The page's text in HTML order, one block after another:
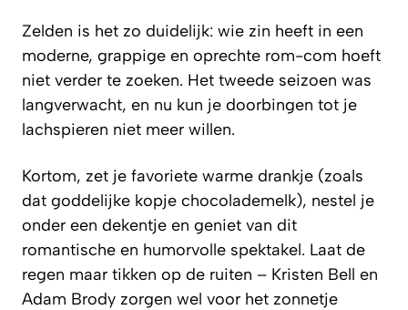
Zelden is het zo duidelijk: wie zin heeft in een
moderne, grappige en oprechte rom-com hoeft
niet verder te zoeken. Het tweede seizoen was
langverwacht, en nu kun je doorbingen tot je
lachspieren niet meer willen.
Kortom, zet je favoriete warme drankje (zoals
dat goddelijke kopje chocolademelk), nestel je
onder een dekentje en geniet van dit
romantische en humorvolle spektakel. Laat de
regen maar tikken op de ruiten – Kristen Bell en
Adam Brody zorgen wel voor het zonnetje